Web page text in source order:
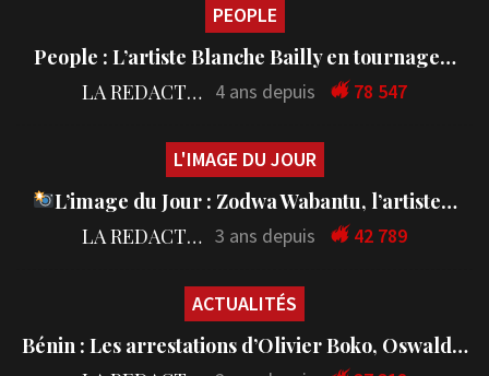
PEOPLE
People : L’artiste Blanche Bailly en tournage…
LA REDACTION 4 ans depuis 78 547
L'IMAGE DU JOUR
L’image du Jour : Zodwa Wabantu, l’artiste…
LA REDACTION 3 ans depuis 42 789
ACTUALITÉS
Bénin : Les arrestations d’Olivier Boko, Oswald…